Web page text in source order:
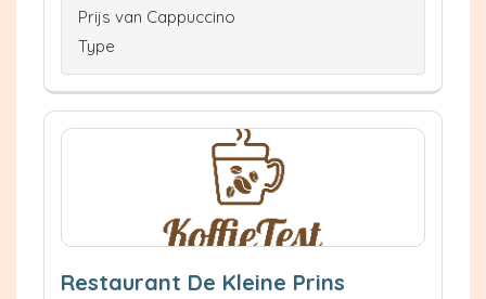
Prijs van Cappuccino
Type
Restaurant De Kleine Prins